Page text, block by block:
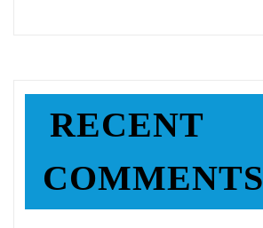
RECENT
COMMENTS